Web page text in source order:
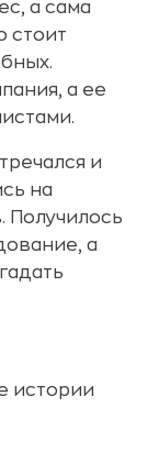
а сама
стоит
а ее
и
на
Получилось
а
истории